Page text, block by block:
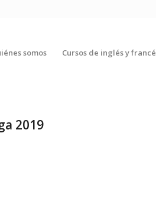
somos Cursos de inglés y
2019